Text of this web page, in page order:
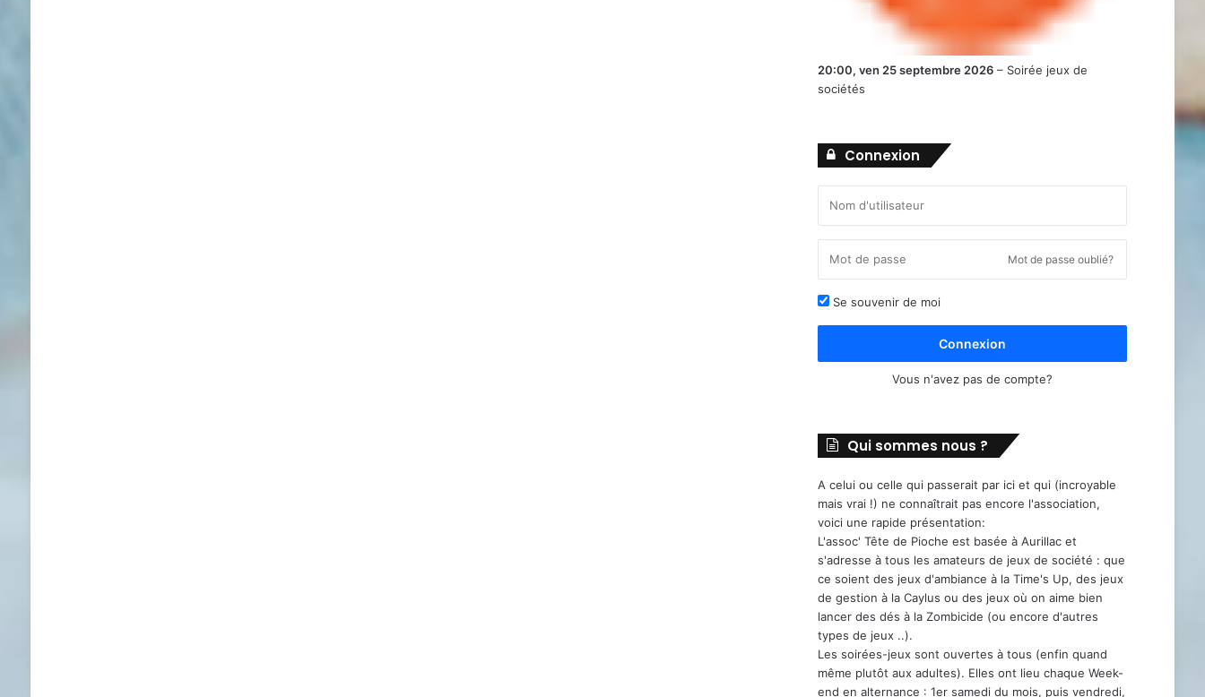
20:00, ven 25 septembre 2026 – Soirée jeux de
sociétés
Connexion
Mot de passe oublié?
Se souvenir de moi
Connexion
Vous n'avez pas de compte?
Qui sommes nous ?
A celui ou celle qui passerait par ici et qui (incroyable
mais vrai !) ne connaîtrait pas encore l'association,
voici une rapide présentation:
L'assoc' Tête de Pioche est basée à Aurillac et
s'adresse à tous les amateurs de jeux de société : que
ce soient des jeux d'ambiance à la Time's Up, des jeux
de gestion à la Caylus ou des jeux où on aime bien
lancer des dés à la Zombicide (ou encore d'autres
types de jeux ..).
Les soirées-jeux sont ouvertes à tous (enfin quand
même plutôt aux adultes). Elles ont lieu chaque Week-
end en alternance : 1er samedi du mois, puis vendredi,